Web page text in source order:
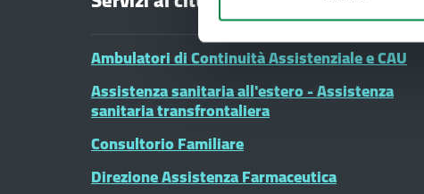
Ambulatori di Continuità Assistenziale e CAU
Assistenza sanitaria all'estero - Assistenza
sanitaria transfrontaliera
Consultorio Familiare
Direzione Assistenza Farmaceutica